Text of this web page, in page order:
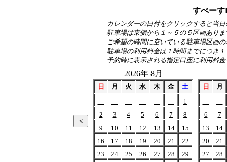
すぺー
カレンダーの日付をクリックすると当
駐車場は東側から１～５の５区画ありま
ご希望の時間に空いている駐車場区画
駐車場の利用料金は１時間までにつき
予約時に表示される指定口座に利用料
2026年 8月
日 月 火 水 木 金
土
1
2
3 4 5 6 7
8
9
10 11 12 13 14
15
16
17 18 19 20 21
22
23
24 25 26 27 28
29
日 月
6
7
13
14
20
21
27
28